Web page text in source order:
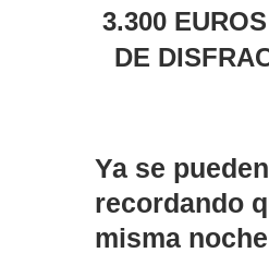
3.300
DE
Ya se
recordando
misma noche